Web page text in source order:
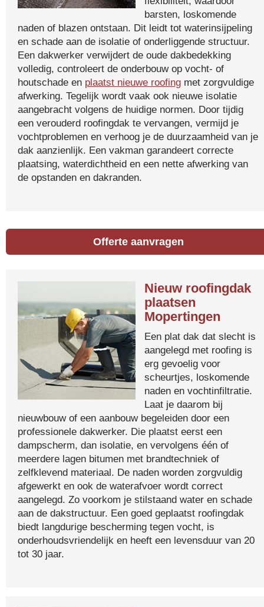
barsten, loskomende
naden of blazen ontstaan. Dit leidt tot waterinsijpeling
en schade aan de isolatie of onderliggende structuur.
Een dakwerker verwijdert de oude dakbedekking
volledig, controleert de onderbouw op vocht- of
houtschade en plaatst nieuwe roofing met zorgvuldige
afwerking. Tegelijk wordt vaak ook nieuwe isolatie
aangebracht volgens de huidige normen. Door tijdig
een verouderd roofingdak te vervangen, vermijd je
vochtproblemen en verhoog je de duurzaamheid van je
dak aanzienlijk. Een vakman garandeert correcte
plaatsing, waterdichtheid en een nette afwerking van
de opstanden en dakranden.
Offerte aanvragen
Nieuw roofingdak
plaatsen
Mopertingen
Een plat dak dat slecht is
aangelegd met roofing is
erg gevoelig voor
scheurtjes, loskomende
naden en vochtinfiltratie.
Laat je daarom bij
nieuwbouw of een aanbouw begeleiden door een
professionele dakwerker. Die plaatst eerst een
dampscherm, dan isolatie, en vervolgens één of
meerdere lagen bitumen met brandtechniek of
zelfklevend materiaal. De naden worden zorgvuldig
afgewerkt en ook de waterafvoer wordt correct
aangelegd. Zo voorkom je stilstaand water en schade
aan de dakstructuur. Een goed geplaatst roofingdak
biedt langdurige bescherming tegen vocht, is
onderhoudsvriendelijk en heeft een levensduur van 20
tot 30 jaar.